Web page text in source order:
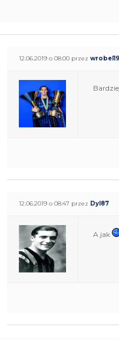
12.06.2019 o 08:00 przez
12.06.2019 o 08:47 przez Dyl87
A jak